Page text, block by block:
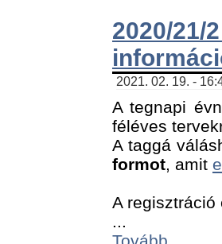
2020/
2021. 02. 19. -
A tegnapi
féléves
A taggá
formot, amit
A
...